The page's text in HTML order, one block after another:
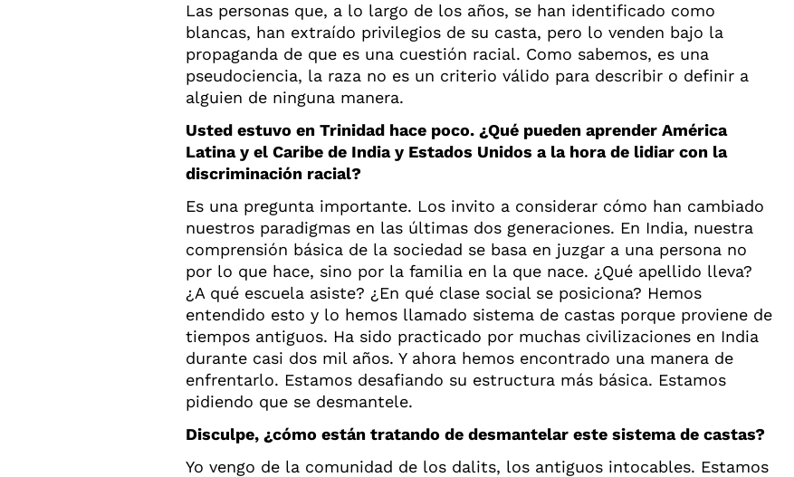
Las personas que, a lo largo de los años, se han identificado como
blancas, han extraído privilegios de su casta, pero lo venden bajo la
propaganda de que es una cuestión racial. Como sabemos, es una
pseudociencia, la raza no es un criterio válido para describir o definir a
alguien de ninguna manera.
Usted estuvo en Trinidad hace poco. ¿Qué pueden aprender América
Latina y el Caribe de India y Estados Unidos a la hora de lidiar con la
discriminación racial?
Es una pregunta importante. Los invito a considerar cómo han cambiado
nuestros paradigmas en las últimas dos generaciones. En India, nuestra
comprensión básica de la sociedad se basa en juzgar a una persona no
por lo que hace, sino por la familia en la que nace. ¿Qué apellido lleva?
¿A qué escuela asiste? ¿En qué clase social se posiciona? Hemos
entendido esto y lo hemos llamado sistema de castas porque proviene de
tiempos antiguos. Ha sido practicado por muchas civilizaciones en India
durante casi dos mil años. Y ahora hemos encontrado una manera de
enfrentarlo. Estamos desafiando su estructura más básica. Estamos
pidiendo que se desmantele.
Disculpe, ¿cómo están tratando de desmantelar este sistema de castas?
Yo vengo de la comunidad de los dalits, los antiguos intocables. Estamos